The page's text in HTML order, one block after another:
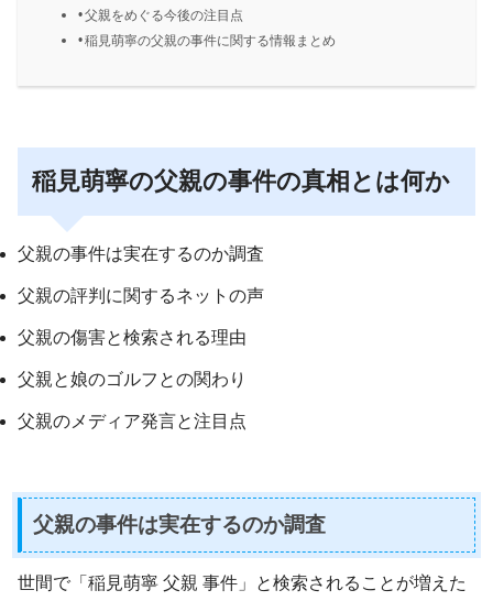
父親をめぐる今後の注目点
稲見萌寧の父親の事件に関する情報まとめ
稲見萌寧の父親の事件の真相とは何か
父親の事件は実在するのか調査
父親の評判に関するネットの声
父親の傷害と検索される理由
父親と娘のゴルフとの関わり
父親のメディア発言と注目点
父親の事件は実在するのか調査
世間で「稲見萌寧 父親 事件」と検索されることが増えた